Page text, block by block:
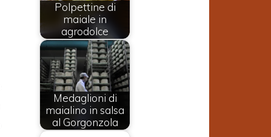
Polpettine di
maiale in
agrodolce
Medaglioni di
maialino in salsa
al Gorgonzola